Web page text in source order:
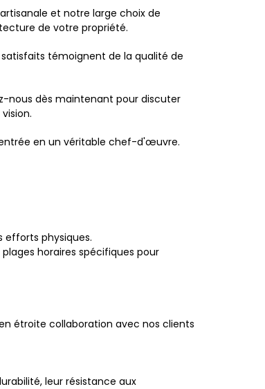
et notre large choix de
de votre propriété.
témoignent de la qualité de
nous dès maintenant pour discuter
en un véritable chef-d'œuvre.
physiques.
horaires spécifiques pour
étroite collaboration avec nos clients
leur résistance aux